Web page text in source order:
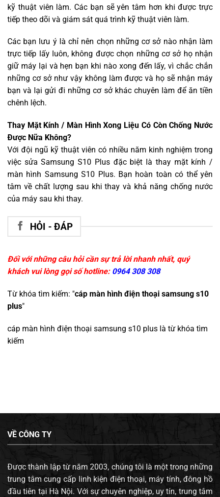
kỹ thuật viên làm. Các bạn sẽ yên tâm hơn khi được trực
tiếp theo dõi và giám sát quá trình kỹ thuật viên làm.
Các bạn lưu ý là chỉ nên chọn những cơ sở nào nhận làm
trực tiếp lấy luôn, không được chọn những cơ sở họ nhận
giữ máy lại và hẹn bạn khi nào xong đến lấy, vì chắc chắn
những cơ sở như vậy không làm được và họ sẽ nhận máy
bạn và lại gửi đi những cơ sở khác chuyên làm để ăn tiền
chênh lệch.
Thay Mặt Kính / Màn Hình Xong Liệu Có Còn Chống Nước
Được Nữa Không?
Với đội ngũ kỹ thuật viên có nhiều năm kinh nghiệm trong
việc sửa Samsung S10 Plus đặc biệt là thay mặt kính /
màn hình Samsung S10 Plus. Bạn hoàn toàn có thể yên
tâm về chất lượng sau khi thay và khả năng chống nước
của máy sau khi thay.
HỎI - ĐÁP
Đối với những câu hỏi cần sự trả lời nhanh nhất, quý
khách vui lòng gọi số hotline: 0964 308 308
Từ khóa tìm kiếm: "cáp màn hình điện thoại samsung s10
plus"
cáp màn hình điện thoại samsung s10 plus là từ khóa tìm
kiếm
VỀ CÔNG TY
Được thành lập từ năm 2003, chúng tôi là một trong những
trung tâm cung cấp linh kiện điện thoại, máy tính, đông hồ
đầu tiên tại Hà Nội. Với sự chuyên nghiệp, uy tín, trung tâm